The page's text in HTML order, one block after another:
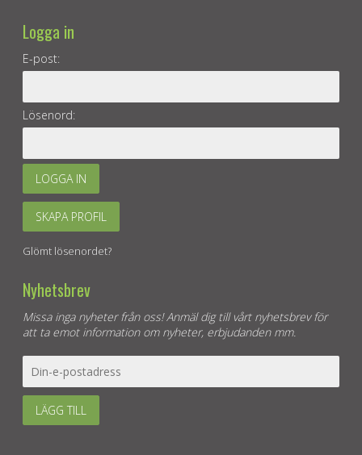
Logga in
E-post:
Lösenord:
LOGGA IN
SKAPA PROFIL
Glömt lösenordet?
Nyhetsbrev
Missa inga nyheter från oss! Anmäl dig till vårt nyhetsbrev för
att ta emot information om nyheter, erbjudanden mm.
LÄGG TILL